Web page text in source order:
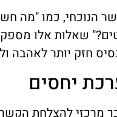
הנוכחי, כמו "מה
שאלות אלו
חזק יותר לאהבה
יחסים
מרכזי להצלחת